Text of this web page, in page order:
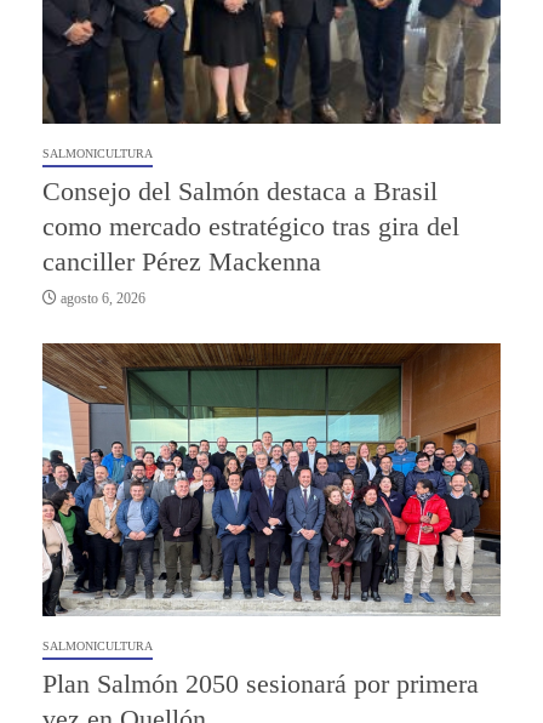
SALMONICULTURA
Consejo del Salmón destaca a Brasil
como mercado estratégico tras gira del
canciller Pérez Mackenna
agosto 6, 2026
SALMONICULTURA
Plan Salmón 2050 sesionará por primera